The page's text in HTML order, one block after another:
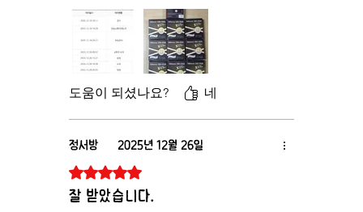
도움이 되셨나요? 네
정서방 2025년 12월 26일
별점 5점 중 5점을 주었습니다.
잘 받았습니다.